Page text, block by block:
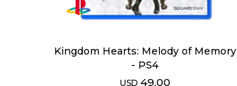
Kingdom Hearts: Melody of Memory
- PS4
USD 49,00